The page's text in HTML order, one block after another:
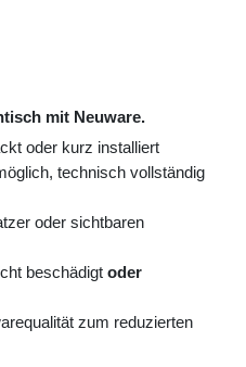
mit Neuware.
oder kurz installiert
technisch vollständig
oder sichtbaren
beschädigt oder
zum reduzierten